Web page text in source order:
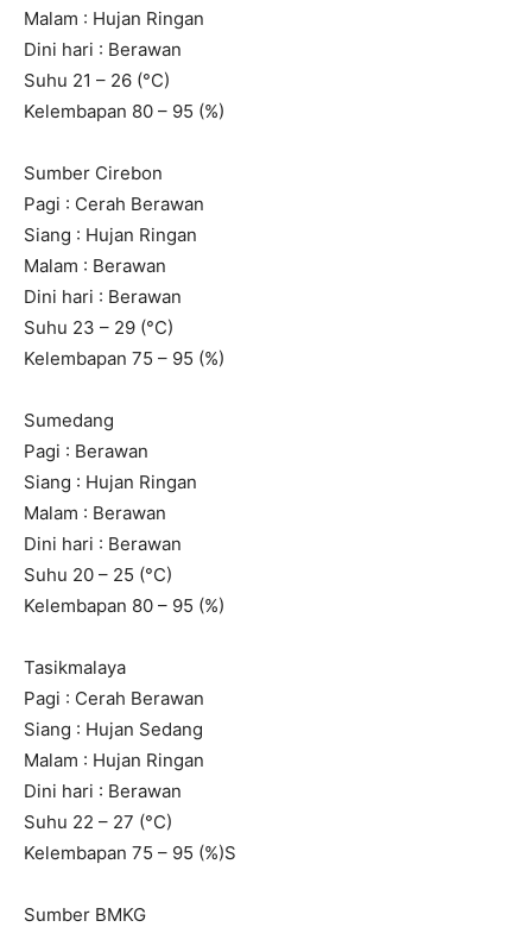
Malam : Hujan Ringan
Dini hari : Berawan
Suhu 21 – 26 (°C)
Kelembapan 80 – 95 (%)
Sumber Cirebon
Pagi : Cerah Berawan
Siang : Hujan Ringan
Malam : Berawan
Dini hari : Berawan
Suhu 23 – 29 (°C)
Kelembapan 75 – 95 (%)
Sumedang
Pagi : Berawan
Siang : Hujan Ringan
Malam : Berawan
Dini hari : Berawan
Suhu 20 – 25 (°C)
Kelembapan 80 – 95 (%)
Tasikmalaya
Pagi : Cerah Berawan
Siang : Hujan Sedang
Malam : Hujan Ringan
Dini hari : Berawan
Suhu 22 – 27 (°C)
Kelembapan 75 – 95 (%)S
Sumber BMKG